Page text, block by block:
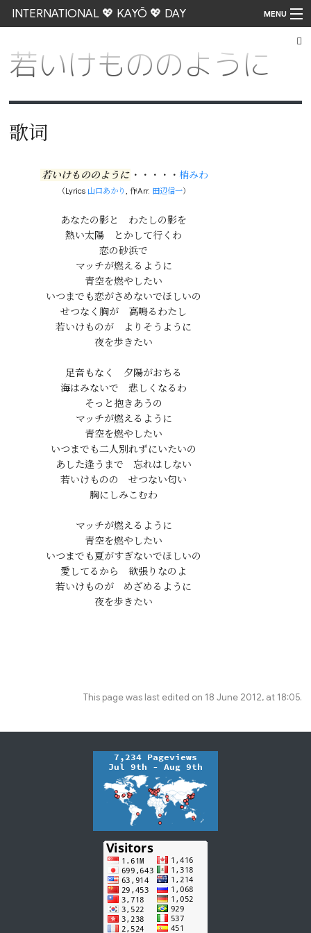
INTERNATIONAL 💖 KAYŌ 💖 DAY MENU
若いけもののように
歌词
若いけもののように ・・・・・ 梢みわ
（Lyrics 山口あかり, 作Arr. 田辺信一）
あなたの影と　わたしの影を
熱い太陽　とかして行くわ
恋の砂浜で
マッチが燃えるように
青空を燃やしたい
いつまでも恋がさめないでほしいの
せつなく胸が　高鳴るわたし
若いけものが　よりそうように
夜を歩きたい
足音もなく　夕陽がおちる
海はみないで　悲しくなるわ
そっと抱きあうの
マッチが燃えるように
青空を燃やしたい
いつまでも二人別れずにいたいの
あした逢うまで　忘れはしない
若いけものの　せつない匂い
胸にしみこむわ
マッチが燃えるように
青空を燃やしたい
いつまでも夏がすぎないでほしいの
愛してるから　欲張りなのよ
若いけものが　めざめるように
This page was last edited on 18 June 2012, at 18:05.